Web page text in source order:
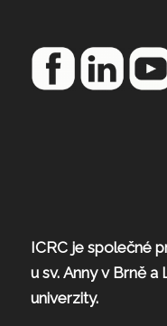
ICRC je společné
u sv. Anny v Brně
univerzity.